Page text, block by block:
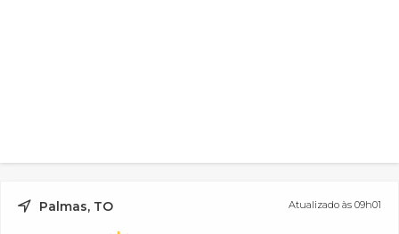
Palmas, TO Atualizado às 09h01